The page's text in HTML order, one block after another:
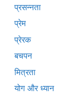
प्रसन्नता
प्रेम
प्रेरक
बचपन
मित्रता
योग और ध्यान